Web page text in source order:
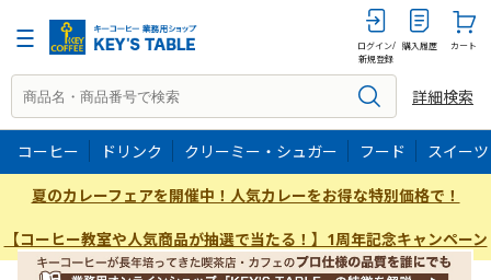
ログイン/
新規登録
購入履歴 カート
詳細検索
コーヒー ドリンク クリーミー・シュガー フード スイーツ
夏のカレーフェアを開催中！人気カレーをお得な特別価格で！
【コーヒー教室や人気商品が抽選で当たる！】1周年記念キャンペーン